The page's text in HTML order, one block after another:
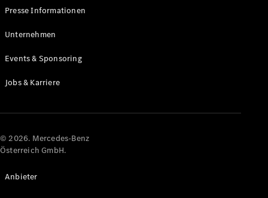
Presse Informationen
Unternehmen
Events & Sponsoring
Jobs & Karriere
© 2026. Mercedes-Benz
Österreich GmbH.
Anbieter